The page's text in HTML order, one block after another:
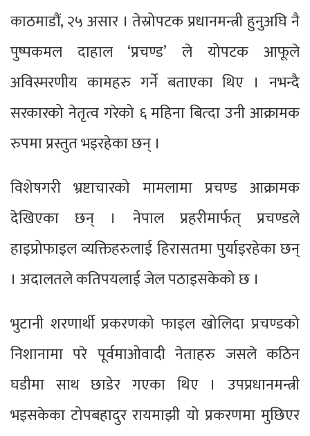
काठमाडौं, २५ असार । तेस्रोपटक प्रधानमन्त्री हुनुअघि नै
पुष्पकमल दाहाल ‘प्रचण्ड’ ले योपटक आफूले
अविस्मरणीय कामहरु गर्ने बताएका थिए । नभन्दै
सरकारको नेतृत्व गरेको ६ महिना बित्दा उनी आक्रामक
रुपमा प्रस्तुत भइरहेका छन् ।
विशेषगरी भ्रष्टाचारको मामलामा प्रचण्ड आक्रामक
देखिएका छन् । नेपाल प्रहरीमार्फत् प्रचण्डले
हाइप्रोफाइल व्यक्तिहरुलाई हिरासतमा पुर्याइरहेका छन्
। अदालतले कतिपयलाई जेल पठाइसकेको छ ।
भुटानी शरणार्थी प्रकरणको फाइल खोलिदा प्रचण्डको
निशानामा परे पूर्वमाओवादी नेताहरु जसले कठिन
घडीमा साथ छाडेर गएका थिए । उपप्रधानमन्त्री
भइसकेका टोपबहादुर रायमाझी यो प्रकरणमा मुछिएर